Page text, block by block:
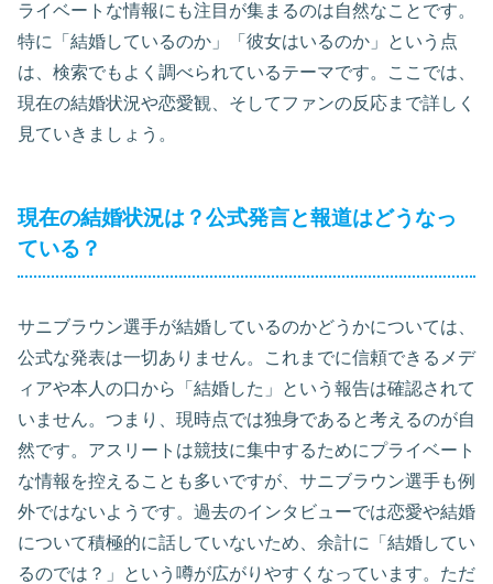
ライベートな情報にも注目が集まるのは自然なことです。
特に「結婚しているのか」「彼女はいるのか」という点
は、検索でもよく調べられているテーマです。ここでは、
現在の結婚状況や恋愛観、そしてファンの反応まで詳しく
見ていきましょう。
現在の結婚状況は？公式発言と報道はどうなっ
ている？
サニブラウン選手が結婚しているのかどうかについては、
公式な発表は一切ありません。これまでに信頼できるメデ
ィアや本人の口から「結婚した」という報告は確認されて
いません。つまり、現時点では独身であると考えるのが自
然です。アスリートは競技に集中するためにプライベート
な情報を控えることも多いですが、サニブラウン選手も例
外ではないようです。過去のインタビューでは恋愛や結婚
について積極的に話していないため、余計に「結婚してい
るのでは？」という噂が広がりやすくなっています。ただ